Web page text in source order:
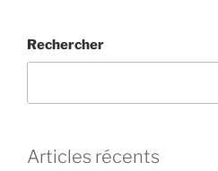
Rechercher
Articles récents